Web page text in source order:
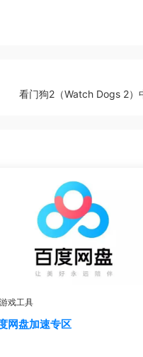
看门狗2（Watch Dogs 2）
游戏工具
网盘加速专区